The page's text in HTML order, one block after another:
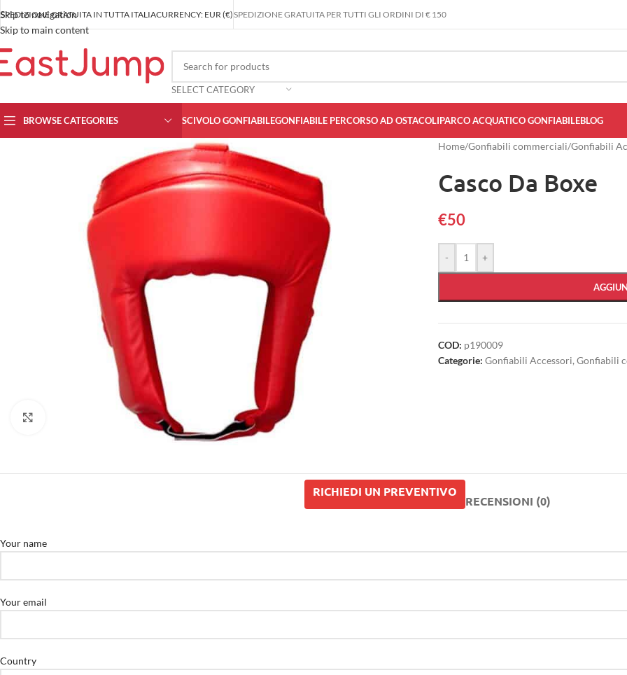
Skip to navigation
Skip to main content
SPEDIZIONE GRATUITA IN TUTTA ITALIACURRENCY: EUR (€)SPEDIZIONE GRATUITA PER TUTTI GLI ORDINI DI € 150
SELECT CATEGORY
BROWSE CATEGORIES SCIVOLO GONFIABILEGONFIABILE PERCORSO AD OSTACOLIPARCO ACQUATICO GONFIABILEBLOG
Home/Gonfiabili commerciali/Gonfiabili
Casco Da Boxe
€50
- +
COD: p190009
Categorie: Gonfiabili Accessori, Gonfiabili
RICHIEDI UN PREVENTIVO
RECENSIONI (0)
Your name
Your email
Country